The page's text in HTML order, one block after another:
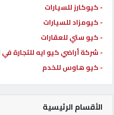
- كيوكارز للسيارات
- كيومزاد للسيارات
- كيو ستي للعقارات
- شركة أراضي كيو ايه للتجارة في
- كيو هاوس للخدم
الأقسام الرئيسية